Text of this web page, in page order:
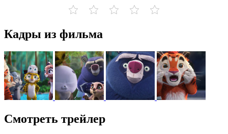
Кадры из фильма
Смотреть трейлер